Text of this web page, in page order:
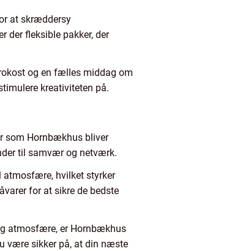
at skræddersy
der fleksible pakker, der
og en fælles middag om
kreativiteten på.
som Hornbækhus bliver
til samvær og netværk.
atmosfære, hvilket styrker
for at sikre de bedste
atmosfære, er Hornbækhus
være sikker på, at din næste